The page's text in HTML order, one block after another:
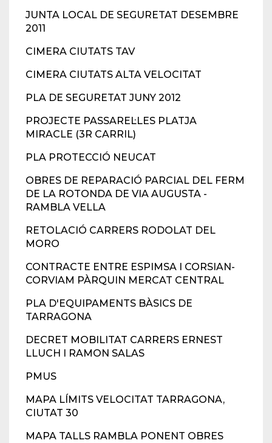
JUNTA LOCAL DE SEGURETAT DESEMBRE
2011
CIMERA CIUTATS TAV
CIMERA CIUTATS ALTA VELOCITAT
PLA DE SEGURETAT JUNY 2012
PROJECTE PASSAREL·LES PLATJA
MIRACLE (3R CARRIL)
PLA PROTECCIÓ NEUCAT
OBRES DE REPARACIÓ PARCIAL DEL FERM
DE LA ROTONDA DE VIA AUGUSTA -
RAMBLA VELLA
RETOLACIÓ CARRERS RODOLAT DEL
MORO
CONTRACTE ENTRE ESPIMSA I CORSIAN-
CORVIAM PÀRQUIN MERCAT CENTRAL
PLA D'EQUIPAMENTS BÀSICS DE
TARRAGONA
DECRET MOBILITAT CARRERS ERNEST
LLUCH I RAMON SALAS
PMUS
MAPA LÍMITS VELOCITAT TARRAGONA,
CIUTAT 30
MAPA TALLS RAMBLA PONENT OBRES